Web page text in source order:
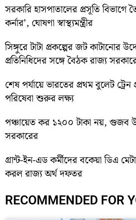
সরকারি হাসপাতালের প্রসূতি বিভাগে
কর্নার’, ঘোষণা স্বাস্থ্যমন্ত্রীর
সিঙ্গুরে টাটা প্রকল্পের জট কাটানোর
প্রতিনিধিদের সঙ্গে বৈঠক রাজ্য
শেষ পর্যায়ে ভারতের প্রথম বুলেট
পরিষেবা শুরুর লক্ষ্য
পঞ্চায়েত কর ১২০০ টাকা নয়, গুজব
সরকারের
গ্রান্ট-ইন-এড কর্মীদের বকেয়া ডিএ
করল রাজ্য অর্থ দফতর
RECOMMENDED FOR